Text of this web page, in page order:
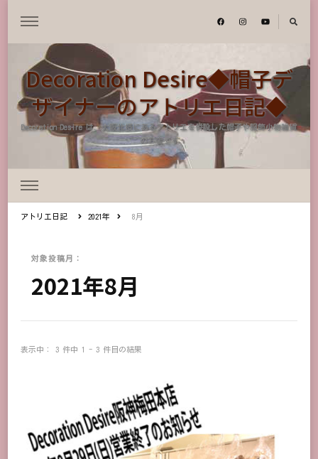
Decoration Desire◆帽子デ
ザイナーのアトリエ日記◆
Decoration Desire は、大阪北摂にあるアトリエを併設した帽子や服飾小物雑貨
のお店です
アトリエ日記 2021年 8月
対象投稿月：
2021年8月
表示中： 3 件中 1 - 3 件目の結果